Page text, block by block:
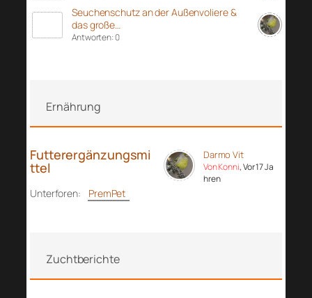
Seuchenschutz an der Außenvoliere &
das große…
Antworten: 0
Ernährung
Futterergänzungsmi
ttel
Unterforen: PremPet
Darmo Vit
Von Konni, Vor 17 Ja
hren
Zuchtberichte